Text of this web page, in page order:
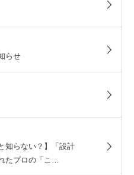
らせ
知らない？】「設計
たプロの「こ…